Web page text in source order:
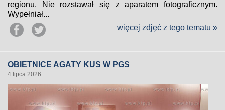
regionu. Nie rozstawał się z aparatem fotograficznym.
Wypełniał...
więcej zdjęć z tego tematu »
OBIETNICE AGATY KUS W PGS
4 lipca 2026